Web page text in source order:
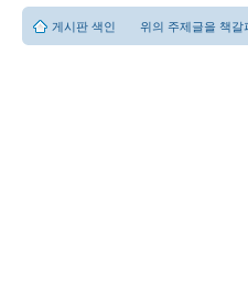
게시판 색인 위의 주제글을 책갈